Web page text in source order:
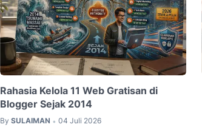
Rahasia Kelola 11 Web Gratisan di
Blogger Sejak 2014
By SULAIMAN • 04 Juli 2026